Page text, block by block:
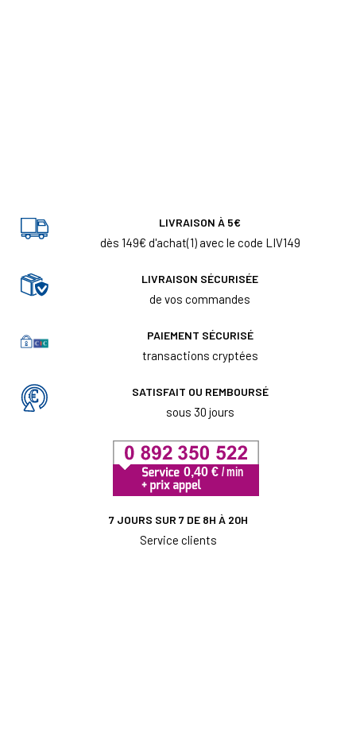
LIVRAISON À 5€
dès 149€ d'achat(1) avec le code LIV149
LIVRAISON SÉCURISÉE
de vos commandes
PAIEMENT SÉCURISÉ
transactions cryptées
SATISFAIT OU REMBOURSÉ
sous 30 jours
7 JOURS SUR 7 DE 8H À 20H
Service clients